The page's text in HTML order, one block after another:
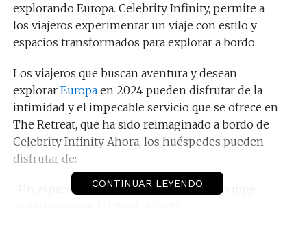
explorando Europa. Celebrity Infinity, permite a
los viajeros experimentar un viaje con estilo y
espacios transformados para explorar a bordo.
Los viajeros que buscan aventura y desean
explorar Europaen 2024 pueden disfrutar de la
intimidad y el impecable servicio que se ofrece en
The Retreat, que ha sido reimaginado a bordo de
Celebrity Infinity Ahora, los huéspedes pueden
disfrutar de:
-Un espacio renovado en The Retreat Lounge
CONTINUAR LEYENDO